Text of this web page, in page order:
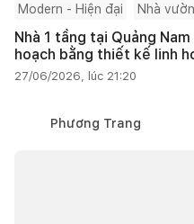
Modern - Hiện đại Nhà vườn
Nhà 1 tầng tại Quảng
hoạch bằng thiết kế linh
27/06/2026, lúc 21:20
Phương Trang